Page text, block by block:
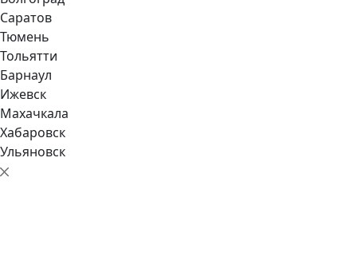
Саратов
Тюмень
Тольятти
Барнаул
Ижевск
Махачкала
Хабаровск
Ульяновск